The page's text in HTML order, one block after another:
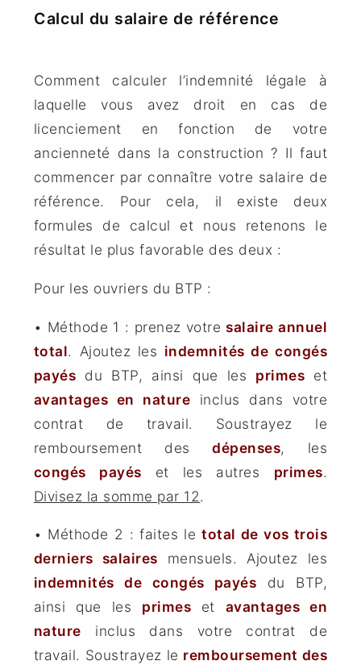
Calcul du salaire de référence
Comment calculer l’indemnité légale à
laquelle vous avez droit en cas de
licenciement en fonction de votre
ancienneté dans la construction ? Il faut
commencer par connaître votre salaire de
référence. Pour cela, il existe deux
formules de calcul et nous retenons le
résultat le plus favorable des deux :
Pour les ouvriers du BTP :
• Méthode 1 : prenez votresalaire annuel
total. Ajoutez les indemnités de congés
payés du BTP, ainsi que les primes et
avantages en nature inclus dans votre
contrat de travail. Soustrayez le
remboursement desdépenses, les
congés payés et les autres primes.
Divisez la somme par 12.
• Méthode 2 : faites letotal de vos trois
derniers salaires mensuels. Ajoutez les
indemnités de congés payés du BTP,
ainsi que les primes et avantages en
nature inclus dans votre contrat de
travail. Soustrayez le remboursement des